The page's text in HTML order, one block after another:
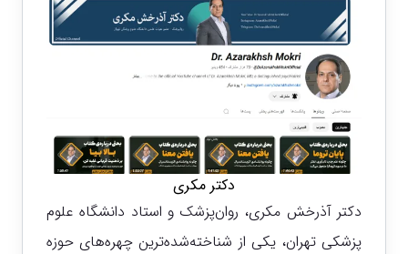
دکتر مکری
دکتر آذرخش مکری، روان‌پزشک و استاد دانشگاه علوم
پزشکی تهران، یکی از شناخته‌شده‌ترین چهره‌های حوزه